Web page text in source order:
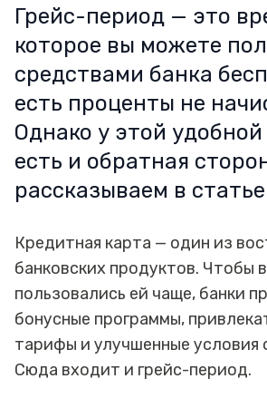
Грейс-период — это
которое вы можете
средствами банка
есть проценты не
Однако у этой
есть и обратная
рассказываем в
Кредитная карта — один из
банковских продуктов. Чтобы
пользовались ей чаще, банки
бонусные программы,
тарифы и улучшенные условия
Сюда входит и грейс-период.